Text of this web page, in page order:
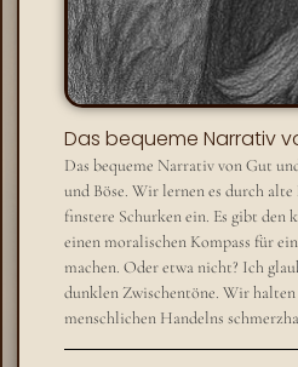
Das bequeme Narrativ
Das bequeme Narrativ von Gut
und Böse. Wir lernen es durch
finstere Schurken ein. Es gibt den
einen moralischen Kompass für
machen. Oder etwa nicht? Ich
dunklen Zwischentöne. Wir
menschlichen Handelns